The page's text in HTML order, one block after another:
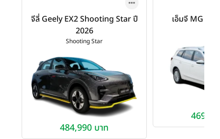
จีลี่ Geely EX2 Shooting Star ปี
2026
Shooting Star
484,990 บาท
เอ็มจี MG EP